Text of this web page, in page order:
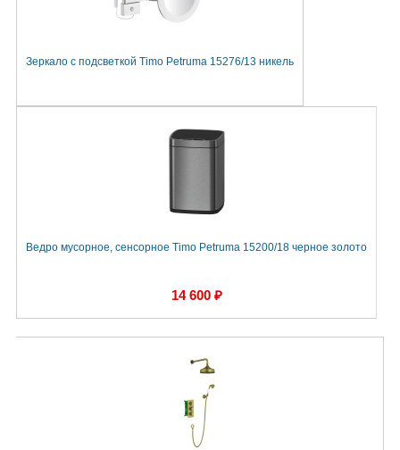
Зеркало с подсветкой Timo Petruma 15276/13 никель
Ведро мусорное, сенсорное Timo Petruma 15200/18 черное золото
14 600 ₽